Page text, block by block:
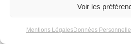
Voir les
Mentions LégalesDonnées